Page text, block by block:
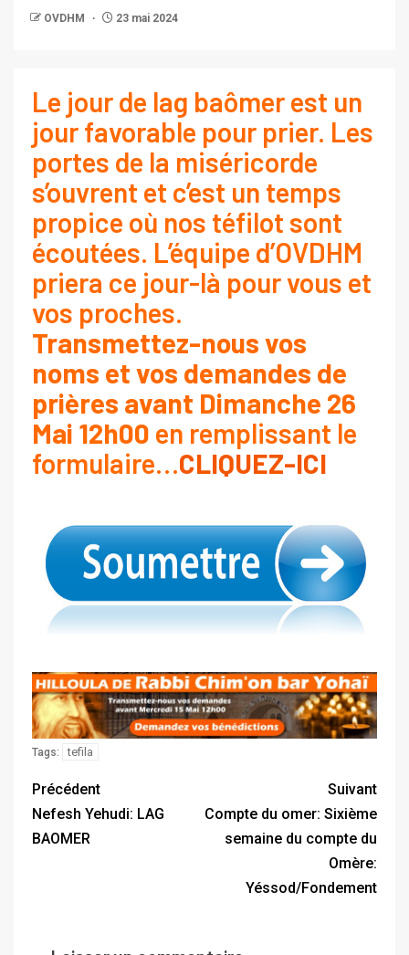
OVDHM 23 mai 2024
Le jour de lag baômer est un
jour favorable pour prier. Les
portes de la miséricorde
s’ouvrent et c’est un temps
propice où nos téfilot sont
écoutées. L’équipe d’OVDHM
priera ce jour-là pour vous et
vos proches.
Transmettez-nous vos
noms et vos demandes de
prières avant Dimanche 26
Mai 12h00 en remplissant le
formulaire…CLIQUEZ-ICI
Tags: tefila
Précédent
Nefesh Yehudi: LAG
BAOMER
Suivant
Compte du omer: Sixième
semaine du compte du
Omère:
Yéssod/Fondement